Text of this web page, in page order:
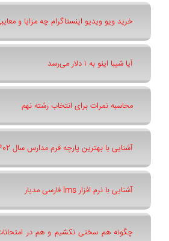
خرید ویو ویدیو اینستاگرام چه مزایا و
آیا شیبا اینو به ۱ دلار می‌رسد
محاسبه نمرات برای انتخاب رشته نهم
آشنایی با بهترین پارچه فرم مدارس سال 1402
آشنایی با نرم افزار lms فارسی مدیار